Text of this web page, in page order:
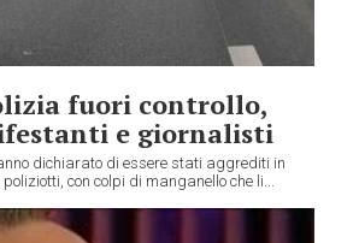
fuori controllo,
e giornalisti
dichiarato di essere stati aggrediti in
con colpi di manganello che li...